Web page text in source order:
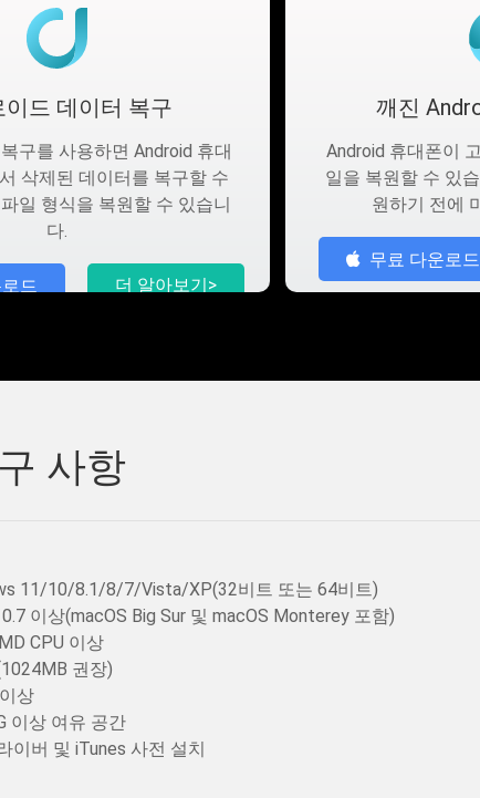
이드 데이터 복구
구를 사용하면 Android 휴대
삭제된 데이터를 복구할 수
일 형식을 복원할 수 있습니
다.
드 더 알아보기>
깨진
Android 휴대폰이
일을 복원할 수 있
원하기 전에
무료 다운로드
사항
11/10/8.1/8/7/Vista/XP(32비트 또는 64비트)
이상(macOS Big Sur 및 macOS Monterey 포함)
CPU 이상
권장)
상
이상 여유 공간
이버 및 iTunes 사전 설치